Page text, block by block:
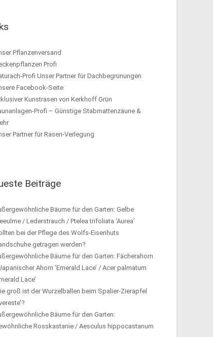
Pflanzenversand
Profi
Profi Unser Partner für Dachbegrünungen
Facebook-Seite
Kunstrasen von Kerkhoff Grün
Profi – Günstige Stabmattenzäune &
Partner für Rasen-Verlegung
Beiträge
Bäume für den Garten: Gelbe
/ Lederstrauch / Ptelea trifoliata ‘Aurea’
bei der Pflege des Wolfs-Eisenhuts
getragen werden?
Bäume für den Garten: Fächerahorn
Ahorn ‘Emerald Lace’ / Acer palmatum
Lace’
groß ist der Wurzelballen beim Spalier-Zierapfel
Bäume für den Garten:
Rosskastanie / Aesculus hippocastanum